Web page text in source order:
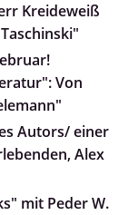
Kreideweiß
Von
Autors/ einer
Alex
mit Peder W.